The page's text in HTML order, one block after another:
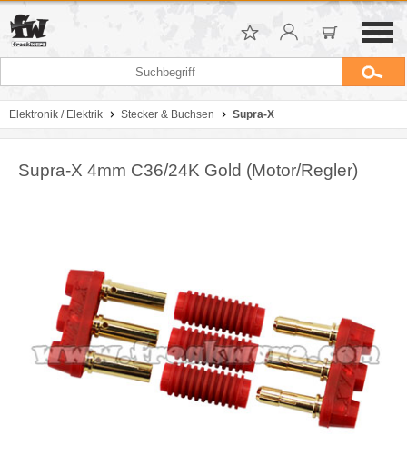
Elektronik / Elektrik Stecker & Buchsen Supra-X
Supra-X 4mm C36/24K Gold (Motor/Regler)